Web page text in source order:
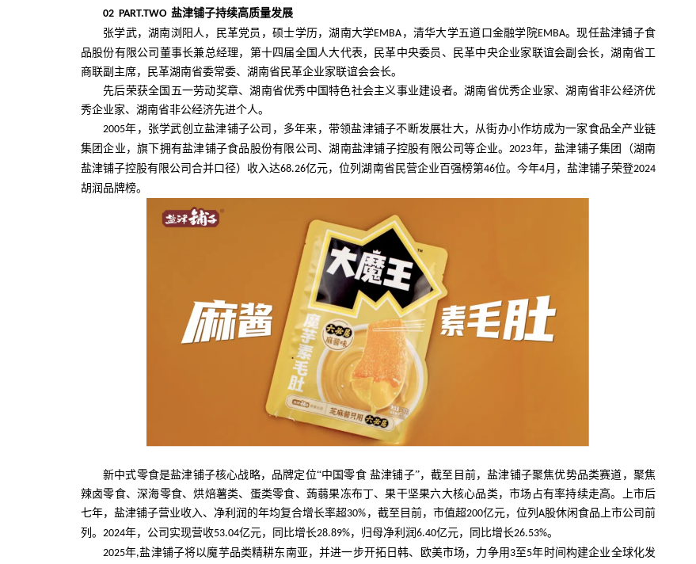
02 PART.TWO 盐津铺子持续高质量发展
张学武，湖南浏阳人，民革党员，硕士学历，湖南大学EMBA ，清华大学五道口金融学院EMBA。现任盐津铺子食
品股份有限公司董事长兼总经理，第十四届全国人大代表，民革中央委员、民革中央企业家联谊会副会长，湖南省工
商联副主席，民革湖南省委常委、湖南省民革企业家联谊会会长。
先后荣获全国五一劳动奖章、湖南省优秀中国特色社会主义事业建设者。湖南省优秀企业家、湖南省非公经济优
秀企业家、湖南省非公经济先进个人。
2005年，张学武创立盐津铺子公司，多年来，带领盐津铺子不断发展壮大，从街办小作坊成为一家食品全产业链
集团企业，旗下拥有盐津铺子食品股份有限公司、湖南盐津铺子控股有限公司等企业。2023年，盐津铺子集团（湖南
盐津铺子控股有限公司合并口径）收入达68.26亿元，位列湖南省民营企业百强榜第46位。今年4月，盐津铺子荣登2024
胡润品牌榜。
新中式零食是盐津铺子核心战略，品牌定位“中国零食 盐津铺子”，截至目前，盐津铺子聚焦优势品类赛道，聚焦
辣卤零食、深海零食、烘焙薯类、蛋类零食、蒟蒻果冻布丁、果干坚果六大核心品类，市场占有率持续走高。上市后
七年，盐津铺子营业收入、净利润的年均复合增长率超30% ，截至目前，市值超200亿元，位列 A股休闲食品上市公司前
列。 2024年，公司实现营收53.04亿元，同比增长28.89%，归母净利润6.40亿元，同比增长26.53%。
2025年,盐津铺子将以魔芋品类精耕东南亚，并进一步开拓日韩、欧美市场，力争用 3至5年时间构建企业全球化发